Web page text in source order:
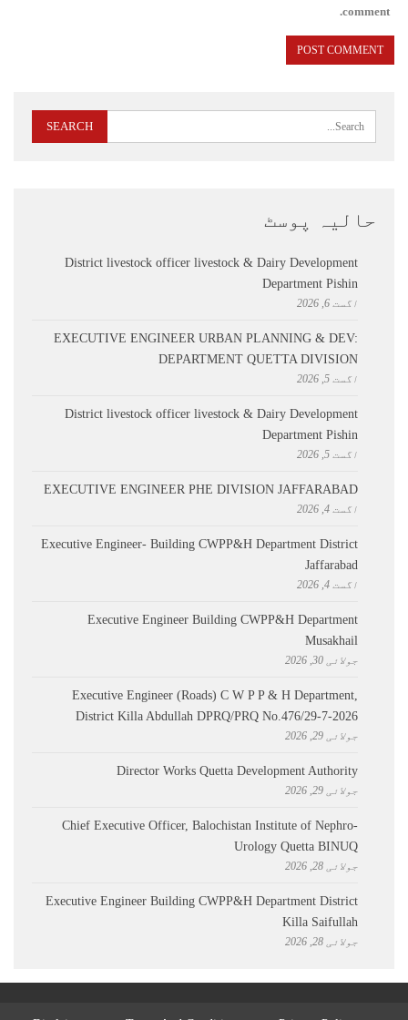
comment.
حالیہ پوسٹ
District livestock officer livestock & Dairy Development
Department Pishin
اگست 6, 2026
EXECUTIVE ENGINEER URBAN PLANNING & DEV:
DEPARTMENT QUETTA DIVISION
اگست 5, 2026
District livestock officer livestock & Dairy Development
Department Pishin
اگست 5, 2026
EXECUTIVE ENGINEER PHE DIVISION JAFFARABAD
اگست 4, 2026
Executive Engineer- Building CWPP&H Department District
Jaffarabad
اگست 4, 2026
Executive Engineer Building CWPP&H Department
Musakhail
جولائی 30, 2026
Executive Engineer (Roads) C W P P & H Department,
District Killa Abdullah ​DPRQ/PRQ No.476/29-7-2026
جولائی 29, 2026
Director Works Quetta Development Authority
جولائی 29, 2026
Chief Executive Officer, Balochistan Institute of Nephro-
Urology Quetta BINUQ
جولائی 28, 2026
Executive Engineer Building CWPP&H Department District
Killa Saifullah
جولائی 28, 2026